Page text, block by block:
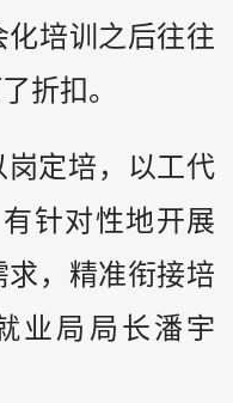
培训之后往往
折扣。
定培，以工代
针对性地开展
，精准衔接培
业局局长潘宇